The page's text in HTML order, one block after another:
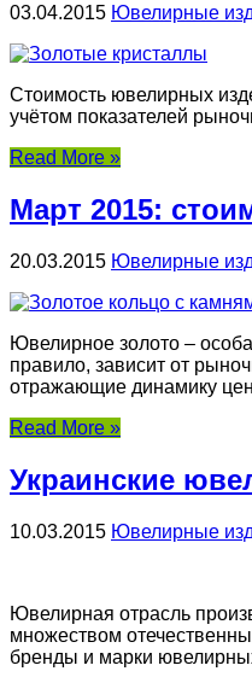
03.04.2015 Ювелирные
Стоимость ювелирных
учётом показателей
Read More »
Март 2015:
20.03.2015 Ювелирные
Ювелирное золото –
правило, зависит от
отражающие динамику
Read More »
Украинские
10.03.2015 Ювелирные
Ювелирная отрасль
множеством
бренды и марки